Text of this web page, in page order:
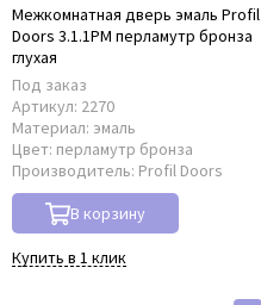
Межкомнатная дверь эмаль Profil
Doors 3.1.1PM перламутр бронза
глухая
Под заказ
Артикул: 2270
Материал: эмаль
Цвет: перламутр бронза
Производитель: Profil Doors
В корзину
Купить в 1 клик